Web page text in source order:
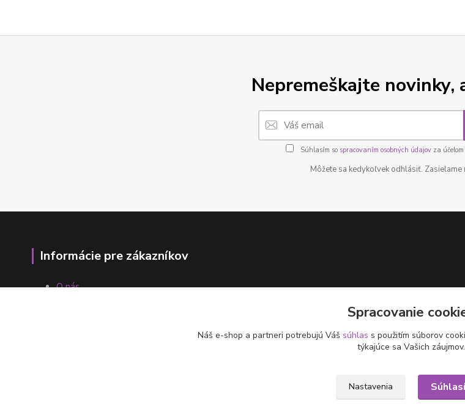
Nepremeškajte novinky,
Súhlasím so spracovaním osobných údajovza
Môžete sa kedykoľvek odhlásiť. Zasielame
Informácie pre zákazníkov
O nás
Spracovanie
Náš e-shop a partneri potrebujú Váš súhlas s použitím súborov
týkajúce sa Vašich záujmov.
Nastavenia